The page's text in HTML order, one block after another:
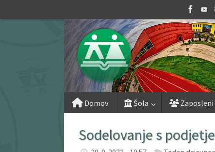
to
Skip
Domov Šola Zaposleni
Sodelovanje s